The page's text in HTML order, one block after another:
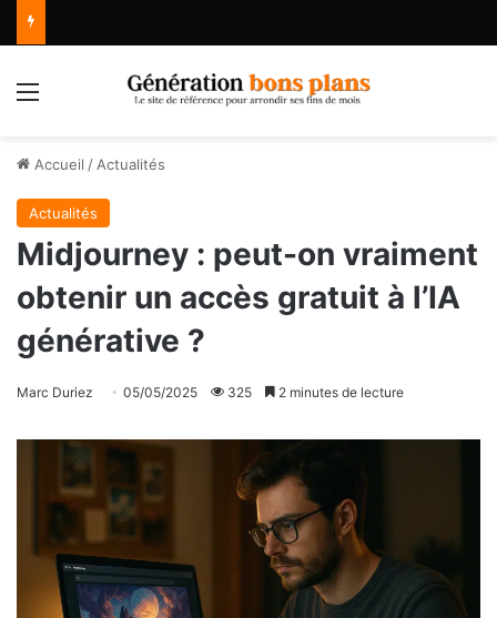
Menu
Accueil /Actualités
Actualités
Midjourney : peut-on vraiment
obtenir un accès gratuit à l’IA
générative ?
Marc Duriez 05/05/2025 325 2 minutes de lecture